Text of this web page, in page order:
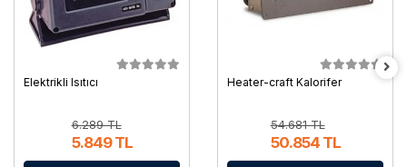
Elektrikli Isıtıcı
6.289 TL
5.849 TL
Heater-craft Kalorifer
54.681 TL
50.854 TL